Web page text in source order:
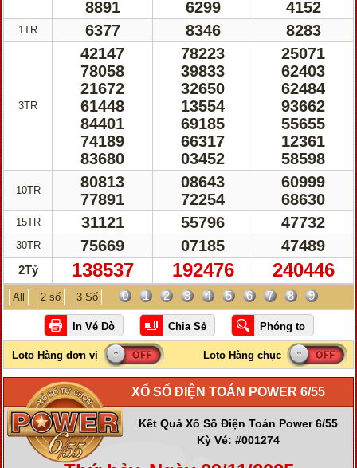
1TR
3TR
10TR
15TR
30TR
2Tỷ
8891
6377
42147
78058
21672
61448
84401
74189
83680
80813
77891
31121
75669
138537
6299
8346
78223
39833
32650
13554
69185
66317
03452
08643
72254
55796
07185
192476
4152
8283
25071
62403
62484
93662
55655
12361
58598
60999
68630
47732
47489
240446
All 2 số 3 Số 0 1 2 3 4 5 6 7 8 9
XỔ SỐ ĐIỆN TOÁN POWER 6/55
Kết Quả Xổ Số Điện Toán Power 6/55
Kỳ Vé: #001274